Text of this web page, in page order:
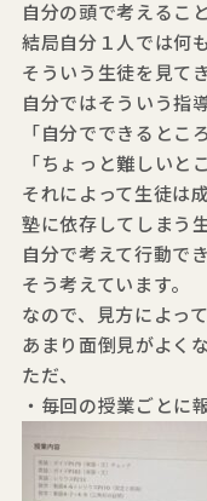
自分の頭で考えるこ
結局自分１人では何
そういう生徒を見て
自分ではそういう指
「自分でできるとこ
「ちょっと難しいと
それによって生徒は
塾に依存してしまう
自分で考えて行動で
そう考えています。
なので、見方によっ
あまり面倒見がよく
ただ、
・毎回の授業ごとに